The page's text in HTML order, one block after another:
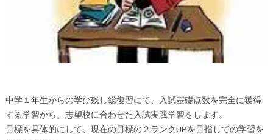
中学１年生からの学び残し総復習にて、入試基礎点数を完全に獲得
する学習から、志望校に合わせた入試実践学習をします。
目標を具体的にして、現在の目標の２ランクUPを目指しての学習を